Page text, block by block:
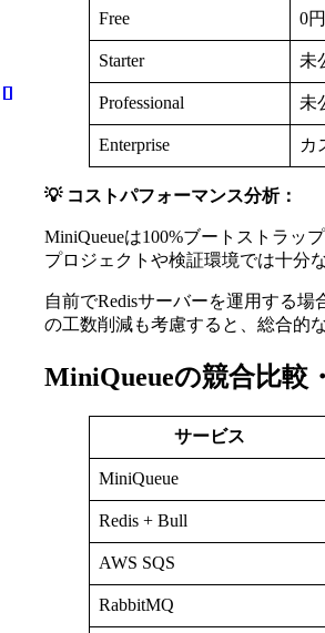
Free 0円
Starter 未
Professional 未
Enterprise カ
💡 コストパフォーマンス分析：
MiniQueueは100%ブートストラッ
プロジェクトや検証環境では十分
自前でRedisサーバーを運用する
の工数削減も考慮すると、総合的
MiniQueueの競合比較
サービス
MiniQueue
Redis + Bull
AWS SQS
RabbitMQ